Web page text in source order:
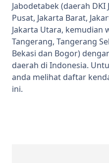
Jabodetabek (daerah DKI
Pusat, Jakarta Barat,
Jakarta Utara, kemudian
Tangerang, Tangerang
Bekasi dan Bogor)
daerah di Indonesia.
anda melihat daftar
ini.